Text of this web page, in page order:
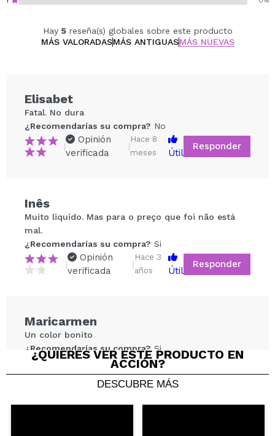
Hay 5reseña(s) globales sobre este producto
MÁS VALORADASMÁS ANTIGUASMÁS NUEVAS
Compartir un vídeo o una foto
¿Recomendarías su compra? Si No
Elisabet
Fatal. No dura
¿Recomendarías su compra? No
|
Opinión
verificada
|
Hace 8
meses
Útil
Responder
Inês
Muito liquido. Mas para o preço que foi não está
mal.
¿Recomendarías su compra? Si
|
Opinión
verificada
|
Hace 3
años
Útil
Responder
Maricarmen
Un color bonito
¿Recomendarías su compra? Si
Opinión
verificada
|
Hace 3
años
Útil
¿QUIERES VER ESTE PRODUCTO EN
ACCIÓN?
DESCUBRE MÁS